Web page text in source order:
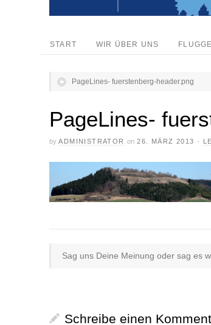
START WIR ÜBER UNS
PageLines- fuerstenberg-header.png
PageLines-
by ADMINISTRATOR on 26. MÄRZ 2013 ·
Sag uns Deine Meinung oder sag es
Schreibe einen